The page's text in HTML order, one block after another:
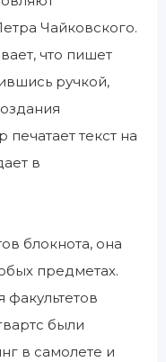
Чайковского.
что пишет
ручкой,
печатает текст на
в
блокнота, она
предметах.
факультетов
были
в самолете и